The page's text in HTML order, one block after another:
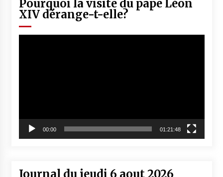
Pourquoi la visite du pape Léon
XIV dérange-t-elle?
00:00 01:21:48
Journal du jeudi 6 aout 2026